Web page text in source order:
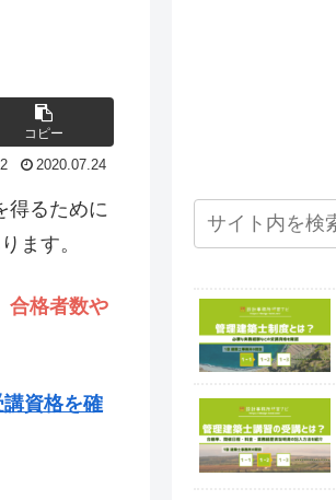
コピー
2020.07.24
得るために
ます。
合格者数や
資格を確